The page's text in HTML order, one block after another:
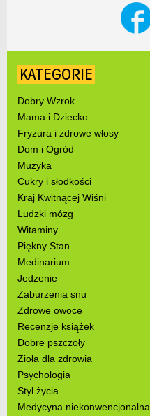
KATEGORIE
Dobry Wzrok
Mama i Dziecko
Fryzura i zdrowe włosy
Dom i Ogród
Muzyka
Cukry i słodkości
Kraj Kwitnącej Wiśni
Ludzki mózg
Witaminy
Piękny Stan
Medinarium
Jedzenie
Zaburzenia snu
Zdrowe owoce
Recenzje książek
Dobre pszczoły
Zioła dla zdrowia
Psychologia
Styl życia
Medycyna niekonwencjonalna